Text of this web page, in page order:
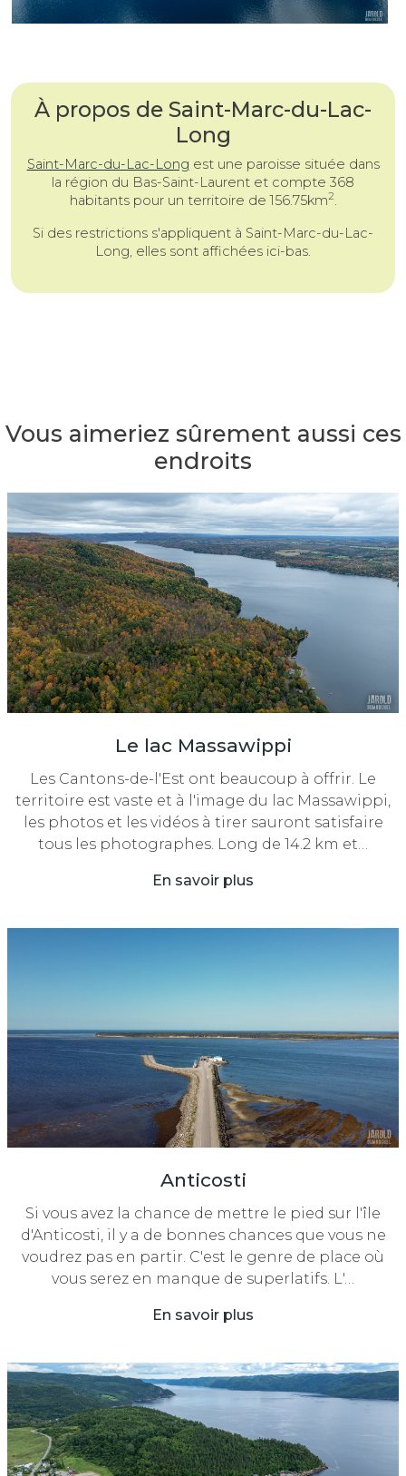
À propos de Saint-Marc-du-Lac-
Long
Saint-Marc-du-Lac-Long est une paroisse située dans
la région du Bas-Saint-Laurent et compte 368
habitants pour un territoire de 156.75km2.
Si des restrictions s'appliquent à Saint-Marc-du-Lac-
Long, elles sont affichées ici-bas.
Vous aimeriez sûrement aussi ces
endroits
Le lac Massawippi
Les Cantons-de-l'Est ont beaucoup à offrir. Le
territoire est vaste et à l'image du lac Massawippi,
les photos et les vidéos à tirer sauront satisfaire
tous les photographes. Long de 14.2 km et…
En savoir plus
Anticosti
Si vous avez la chance de mettre le pied sur l'île
d'Anticosti, il y a de bonnes chances que vous ne
voudrez pas en partir. C'est le genre de place où
vous serez en manque de superlatifs. L'…
En savoir plus